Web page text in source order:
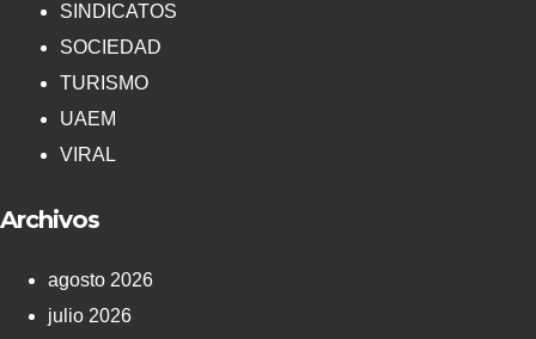
SINDICATOS
SOCIEDAD
TURISMO
UAEM
VIRAL
Archivos
agosto 2026
julio 2026